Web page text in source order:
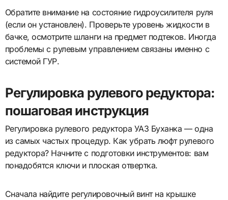
Обратите внимание на состояние гидроусилителя руля
(если он установлен). Проверьте уровень жидкости в
бачке, осмотрите шланги на предмет подтеков. Иногда
проблемы с рулевым управлением связаны именно с
системой ГУР.
Регулировка рулевого редуктора:
пошаговая инструкция
Регулировка рулевого редуктора УАЗ Буханка — одна
из самых частых процедур. Как убрать люфт рулевого
редуктора? Начните с подготовки инструментов: вам
понадобятся ключи и плоская отвертка.
Сначала найдите регулировочный винт на крышке